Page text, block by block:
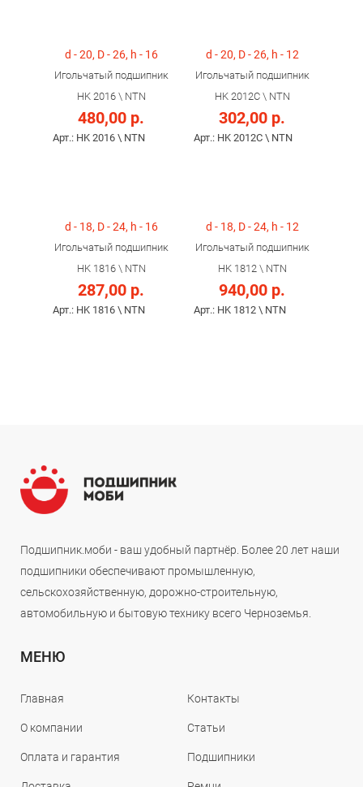
d - 20, D - 26, h - 16
Игольчатый подшипник
HK 2016 \ NTN
480,00 р.
Арт.: HK 2016 \ NTN
d - 20, D - 26, h - 12
Игольчатый подшипник
HK 2012C \ NTN
302,00 р.
Арт.: HK 2012C \ NTN
d - 18, D - 24, h - 16
Игольчатый подшипник
HK 1816 \ NTN
287,00 р.
Арт.: HK 1816 \ NTN
d - 18, D - 24, h - 12
Игольчатый подшипник
HK 1812 \ NTN
940,00 р.
Арт.: HK 1812 \ NTN
Подшипник.моби - ваш удобный партнёр. Более 20 лет наши
подшипники обеспечивают промышленную,
сельскохозяйственную, дорожно-строительную,
автомобильную и бытовую технику всего Черноземья.
МЕНЮ
Главная
О компании
Оплата и гарантия
Контакты
Статьи
Подшипники